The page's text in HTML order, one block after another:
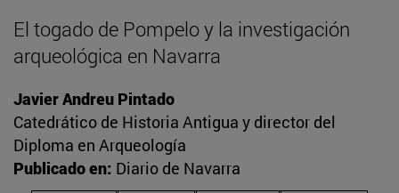
El togado de Pompelo y la investigación
arqueológica en Navarra
Javier Andreu Pintado
Catedrático de Historia Antigua y director del
Diploma en Arqueología
Publicado en: Diario de Navarra